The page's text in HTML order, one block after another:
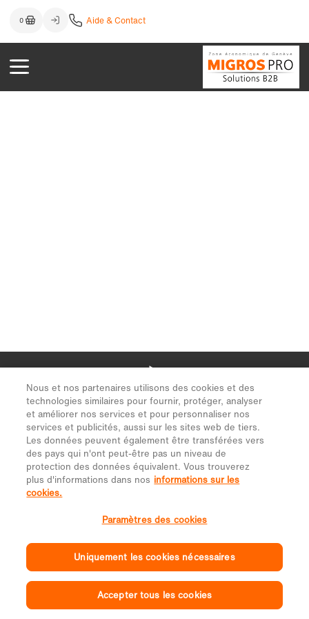
Nous et nos partenaires utilisons des cookies et des
technologies similaires pour fournir, protéger, analyser
et améliorer nos services et pour personnaliser nos
services et publicités, aussi sur les sites web de tiers.
Les données peuvent également être transférées vers
des pays qui n'ont peut-être pas un niveau de
protection des données équivalent. Vous trouverez
plus d'informations dans nos informations sur les
cookies.
Paramètres des cookies
Uniquement les cookies nécessaires
Accepter tous les cookies